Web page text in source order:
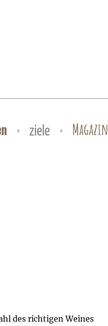
ziele Magazin
des richtigen Weines